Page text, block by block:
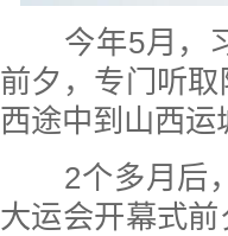
今年5月，习
前夕，专门听
西途中到山西运
2个多月后，
大运会开幕式